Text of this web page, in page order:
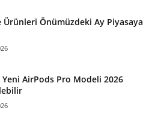
Ürünleri Önümüzdeki Ay Piyasaya
Yeni AirPods Pro Modeli 2026